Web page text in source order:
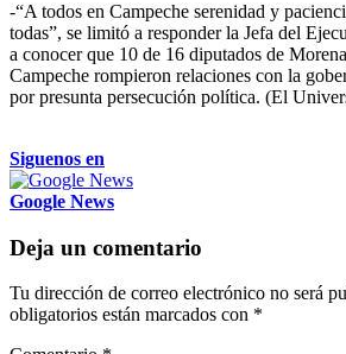
-“A todos en Campeche serenidad y
todas”, se limitó a responder la Jefa del
a conocer que 10 de 16 diputados de
Campeche rompieron relaciones con la
por presunta persecución política. (El
Siguenos en
Google News
Deja un comentario
Tu dirección de correo electrónico no será
obligatorios están marcados con *